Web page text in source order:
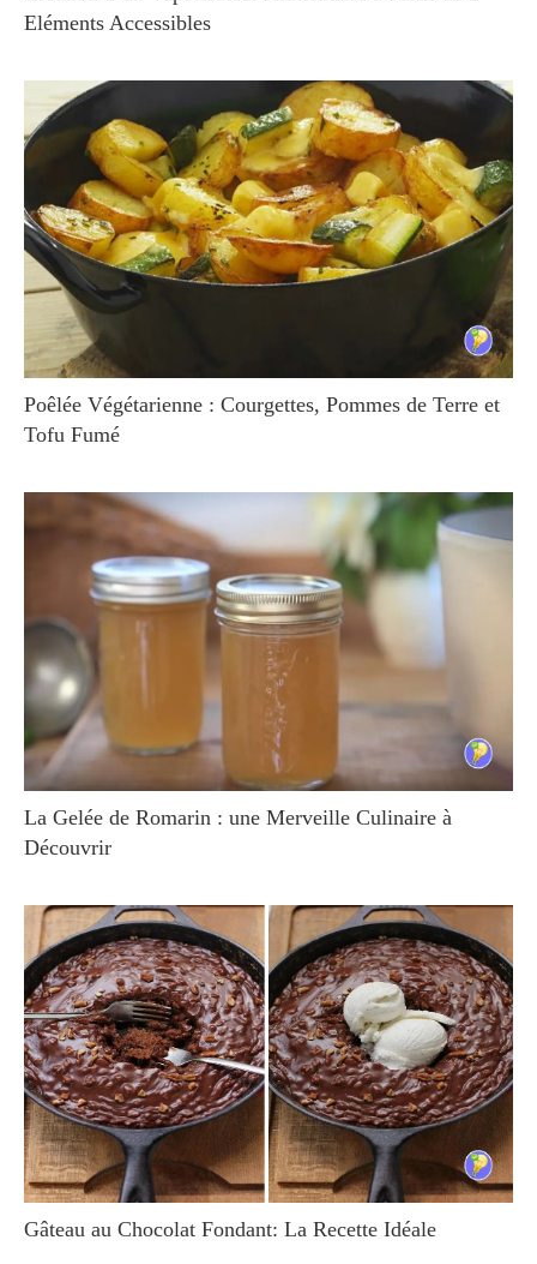
Eléments Accessibles
Poêlée Végétarienne : Courgettes, Pommes de Terre et
Tofu Fumé
La Gelée de Romarin : une Merveille Culinaire à
Découvrir
Gâteau au Chocolat Fondant: La Recette Idéale